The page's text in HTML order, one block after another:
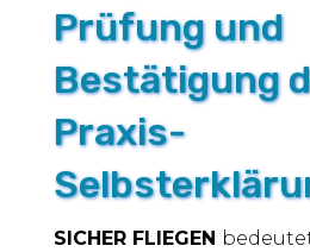
Prüfung und
Bestätigung
Praxis-
SICHER FLIEGEN